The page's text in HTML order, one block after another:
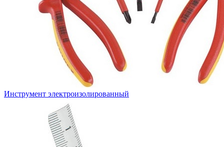
Инструмент электроизолированный